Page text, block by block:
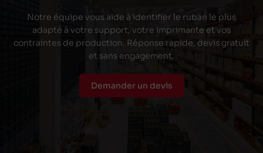
Notre équipe vous aide à identifier le ruban le plus
adapté à votre support, votre imprimante et vos
contraintes de production. Réponse rapide, devis gratuit
et sans engagement.
Demander un devis